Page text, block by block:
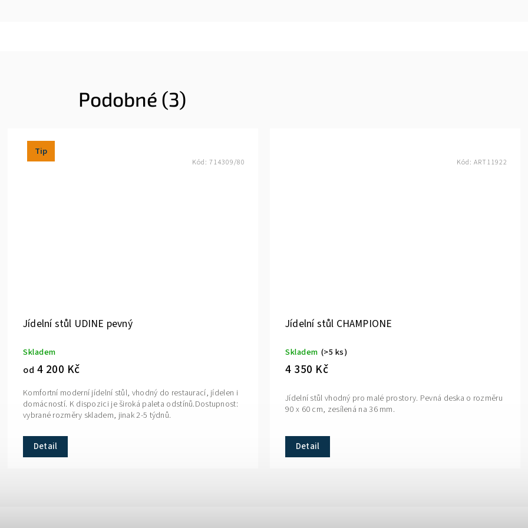
Podobné (3)
Tip
Jídelní stůl UDINE pevný
Skladem
od 4 200 Kč
Detail
Komfortní moderní jídelní stůl, vhodný do restaurací, jídelen i
domácností. K dispozici je široká paleta odstínů.Dostupnost:
vybrané rozměry skladem, jinak 2-5 týdnů.
Kód: 714309/80
Jídelní stůl CHAMPIONE
Skladem (>5 ks)
4 350 Kč
Detail
Jídelní stůl vhodný pro malé prostory. Pevná deska o rozměru
90 x 60 cm, zesílená na 36 mm.
Kód: ART11922